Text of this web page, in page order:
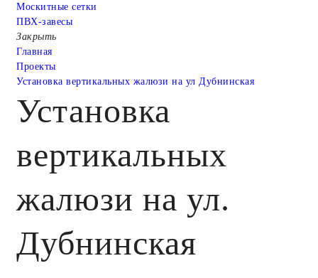
Москитные сетки
ПВХ-завесы
Закрыть
Главная
Проекты
Установка вертикальных жалюзи на ул Дубнинская
Установка
вертикальных
жалюзи на ул.
Дубнинская